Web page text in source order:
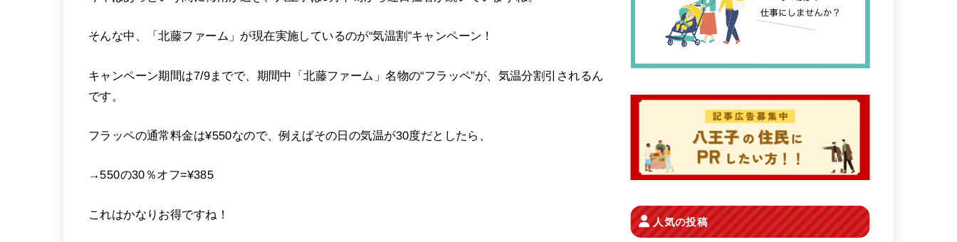
そんな中、「北藤ファーム」が現在実施しているのが“気温割”キャンペーン！
キャンペーン期間は7/9までで、期間中「北藤ファーム」名物の“フラッペ”が、気温分割引されるん
です。
フラッペの通常料金は¥550なので、例えばその日の気温が30度だとしたら、
→550の30％オフ=¥385
これはかなりお得ですね！
人気の投稿